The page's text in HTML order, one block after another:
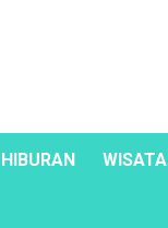
HIBURAN WISATA